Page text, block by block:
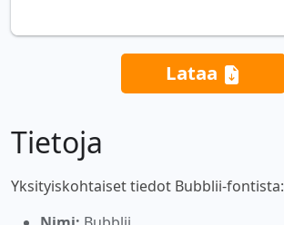
Lataa
Tietoja
Yksityiskohtaiset tiedot Bubblii-fontista: